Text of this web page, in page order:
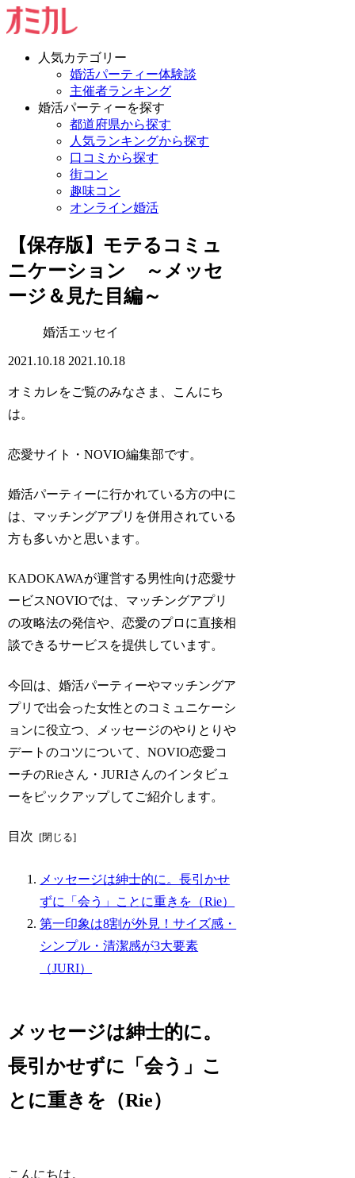
人気カテゴリー
婚活パーティー体験談
主催者ランキング
婚活パーティーを探す
都道府県から探す
人気ランキングから探す
口コミから探す
街コン
趣味コン
オンライン婚活
【保存版】モテるコミュ
ニケーション ～メッセ
ージ＆見た目編～
婚活エッセイ
2021.10.18 2021.10.18
オミカレをご覧のみなさま、こんにち
は。
恋愛サイト・NOVIO編集部です。
婚活パーティーに行かれている方の中に
は、マッチングアプリを併用されている
方も多いかと思います。
KADOKAWAが運営する男性向け恋愛サ
ービスNOVIOでは、マッチングアプリ
の攻略法の発信や、恋愛のプロに直接相
談できるサービスを提供しています。
今回は、婚活パーティーやマッチングア
プリで出会った女性とのコミュニケーシ
ョンに役立つ、メッセージのやりとりや
デートのコツについて、NOVIO恋愛コ
ーチのRieさん・JURIさんのインタビュ
ーをピックアップしてご紹介します。
目次
メッセージは紳士的に。長引かせ
ずに「会う」ことに重きを（Rie）
第一印象は8割が外見！サイズ感・
シンプル・清潔感が3大要素
（JURI）
メッセージは紳士的に。
長引かせずに「会う」こ
とに重きを（Rie）
こんにちは。